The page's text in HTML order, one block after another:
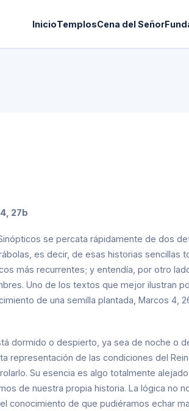
InicioTemplosCena del Señor
27b
se percata rápidamente de dos
es decir, de esas historias sencillas
más recurrentes; y entendía, por otro
Uno de los textos que mejor ilustran
de una semilla plantada, Marcos 4,
dormido o despierto, ya sea de noche o
representación de las condiciones del
Su esencia es algo totalmente
de nuestra propia historia. La lógica no
conocimiento de que pudiéramos echar